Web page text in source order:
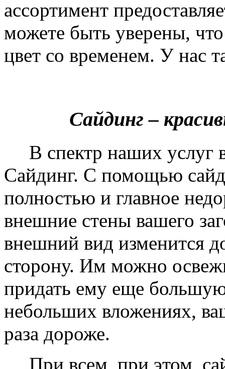
ассортимент
можете быть уверены,
цвет со временем. У нас
Сайдинг –
В спектр наших услуг
Сайдинг. С помощью
полностью и главное
внешние стены вашего
внешний вид изменится
сторону. Им можно
придать ему еще
небольших вложениях,
раза дороже.
При всем, при этом,